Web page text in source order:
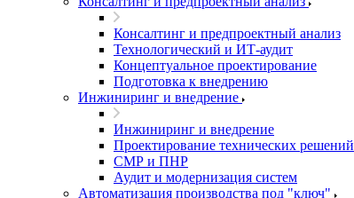
Консалтинг и предпроектный анализ
Технологический и ИТ-аудит
Концептуальное проектирование
Подготовка к внедрению
Инжиниринг и внедрение
Инжиниринг и внедрение
Проектирование технических решений
СМР и ПНР
Аудит и модернизация систем
Автоматизация производства под "ключ"